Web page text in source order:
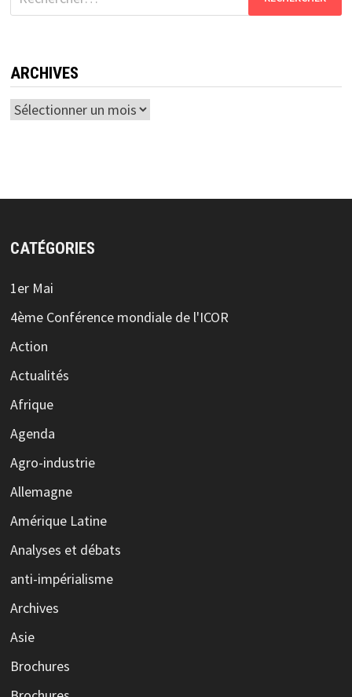
ARCHIVES
Archives
CATÉGORIES
1er Mai
4ème Conférence mondiale de l'ICOR
Action
Actualités
Afrique
Agenda
Agro-industrie
Allemagne
Amérique Latine
Analyses et débats
anti-impérialisme
Archives
Asie
Brochures